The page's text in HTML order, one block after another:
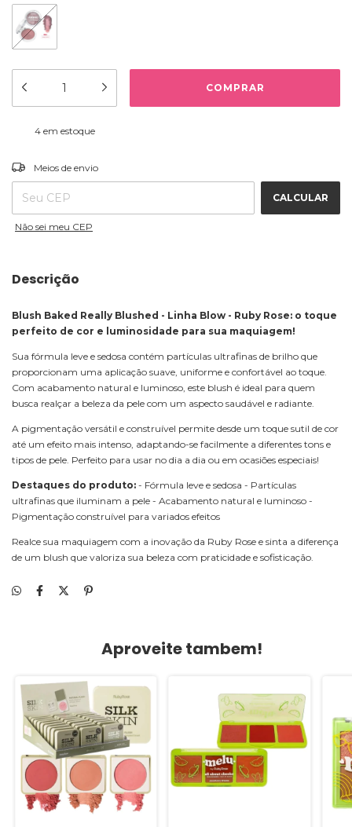
4em estoque
Entregas para o CEP:
Meios de envio
CALCULAR
Não sei meu CEP
Descrição
Blush Baked Really Blushed - Linha Blow - Ruby Rose: o toque
perfeito de cor e luminosidade para sua maquiagem!
Sua fórmula leve e sedosa contém partículas ultrafinas de brilho que
proporcionam uma aplicação suave, uniforme e confortável ao toque.
Com acabamento natural e luminoso, este blush é ideal para quem
busca realçar a beleza da pele com um aspecto saudável e radiante.
A pigmentação versátil e construível permite desde um toque sutil de cor
até um efeito mais intenso, adaptando-se facilmente a diferentes tons e
tipos de pele. Perfeito para usar no dia a dia ou em ocasiões especiais!
Destaques do produto: - Fórmula leve e sedosa - Partículas
ultrafinas que iluminam a pele - Acabamento natural e luminoso -
Pigmentação construível para variados efeitos
Realce sua maquiagem com a inovação da Ruby Rose e sinta a diferença
de um blush que valoriza sua beleza com praticidade e sofisticação.
Aproveite tambem!